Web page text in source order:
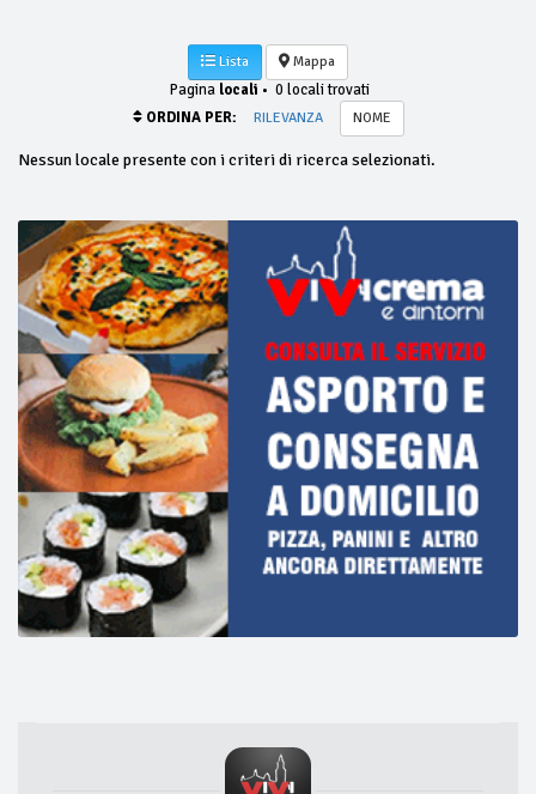
Lista Mappa
Pagina locali • 0 locali trovati
ORDINA PER:
RILEVANZA NOME
Nessun locale presente con i criteri di ricerca selezionati.